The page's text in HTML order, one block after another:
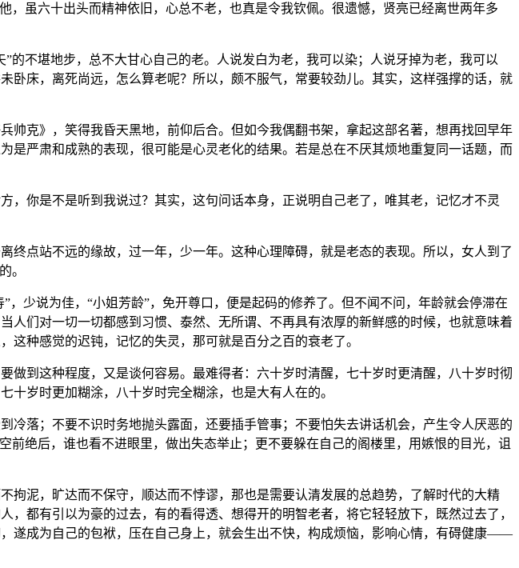
虽六十出头而精神依旧，心总不老，也真是令我钦佩。很遗憾，贤亮已经离世两年多
的不堪地步，总不大甘心自己的老。人说发白为老，我可以染；人说牙掉为老，我可以
床，离死尚远，怎么算老呢？所以，颇不服气，常要较劲儿。其实，这样强撑的话，就
克》，笑得我昏天黑地，前仰后合。但如今我偶翻书架，拿起这部名著，想再找回早年
严肃和成熟的表现，很可能是心灵老化的结果。若是总在不厌其烦地重复同一话题，而
你是不是听到我说过？其实，这句问话本身，正说明自己老了，唯其老，记忆才不灵
点站不远的缘故，过一年，少一年。这种心理障碍，就是老态的表现。所以，女人到了
。
少说为佳，“小姐芳龄”，免开尊口，便是起码的修养了。但不闻不问，年龄就会停滞在
们对一切一切都感到习惯、泰然、无所谓、不再具有浓厚的新鲜感的时候，也就意味着
种感觉的迟钝，记忆的失灵，那可就是百分之百的衰老了。
到这种程度，又是谈何容易。最难得者：六十岁时清醒，七十岁时更清醒，八十岁时彻
岁时更加糊涂，八十岁时完全糊涂，也是大有人在的。
落；不要不识时务地抛头露面，还要插手管事；不要怕失去讲话机会，产生令人厌恶的
绝后，谁也看不进眼里，做出失态举止；更不要躲在自己的阁楼里，用嫉恨的目光，诅
泥，旷达而不保守，顺达而不悖谬，那也是需要认清发展的总趋势，了解时代的大精
都有引以为豪的过去，有的看得透、想得开的明智老者，将它轻轻放下，既然过去了，
遂成为自己的包袱，压在自己身上，就会生出不快，构成烦恼，影响心情，有碍健康——